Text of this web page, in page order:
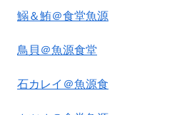
鰯＆鮪＠食堂魚源
鳥貝＠魚源食堂
石カレイ＠魚源食